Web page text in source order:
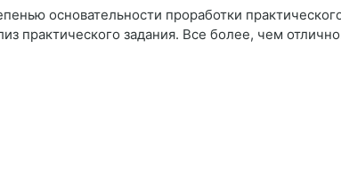
основательности проработки
практического задания. Все более, чем